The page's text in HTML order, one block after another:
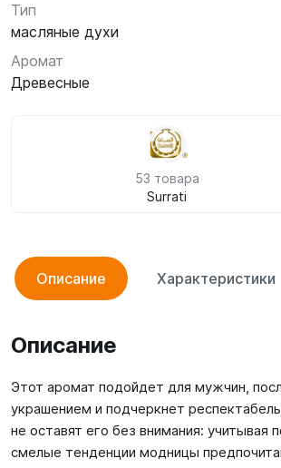
Тип
масляные духи
Аромат
Древесные
53 товара
Surrati
Описание Характеристики
Описание
Этот аромат подойдет для мужчин,
украшением и подчеркнет
не оставят его без внимания: учитывая
смелые тенденции модницы